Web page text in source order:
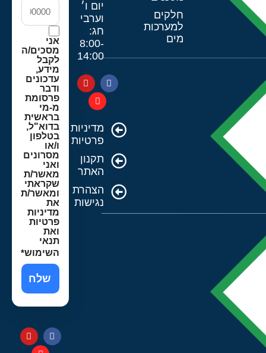
חלקים
למערכות
מים
יום ו׳
וערבי
חג:
8:00-
14:00
מדיניות
פרטיות
תקנון
האתר
הצהרת
נגישות
אני
מסכים/ה
לקבל
מידע,
עדכונים
ודבר
פרסומת
מ-מי
בראשית
בדוא"ל,
בטלפון
ו/או
מסרונים
ואני
מאשר/ת
שקראתי
ומאשר/ת
את
מדיניות
פרטיות
ואת
תנאי
השימוש*